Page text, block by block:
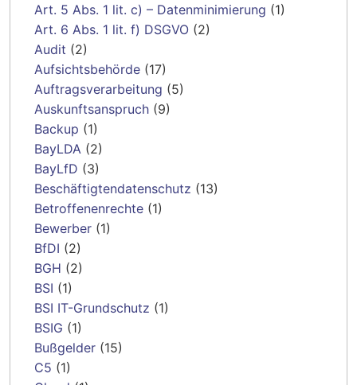
Art. 5 Abs. 1 lit. c) – Datenminimierung (1)
Art. 6 Abs. 1 lit. f) DSGVO (2)
Audit (2)
Aufsichtsbehörde (17)
Auftragsverarbeitung (5)
Auskunftsanspruch (9)
Backup (1)
BayLDA (2)
BayLfD (3)
Beschäftigtendatenschutz (13)
Betroffenenrechte (1)
Bewerber (1)
BfDI (2)
BGH (2)
BSI (1)
BSI IT-Grundschutz (1)
BSIG (1)
Bußgelder (15)
C5 (1)